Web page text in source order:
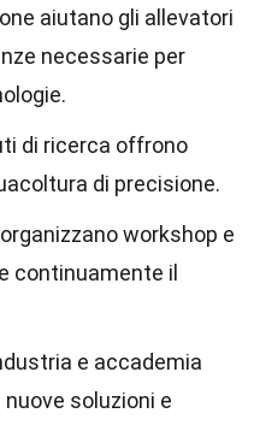
aiutano gli allevatori
necessarie per
di ricerca offrono
di precisione.
workshop e
continuamente il
e accademia
soluzioni e